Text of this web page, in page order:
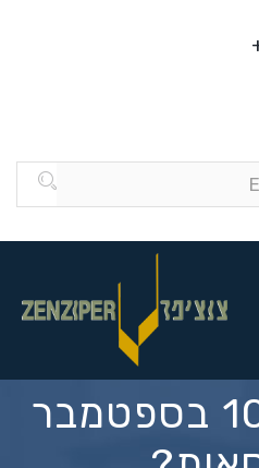
מה קרה ב-10 בספטמבר